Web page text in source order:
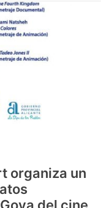
organiza un
del cine